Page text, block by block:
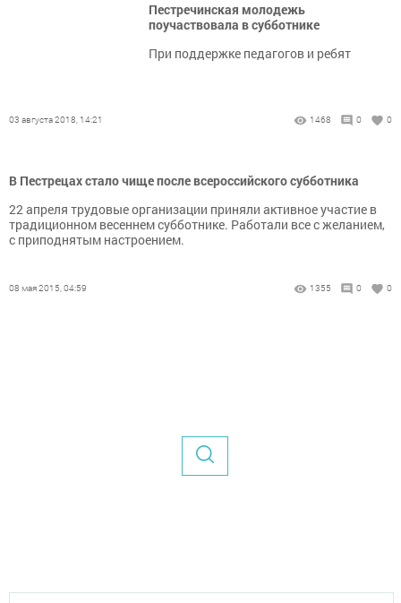
Пестречинская молодежь
поучаствовала в субботнике
При поддержке педагогов и ребят
03 августа 2018, 14:21 1468 0 0
В Пестрецах стало чище после всероссийского субботника
22 апреля трудовые организации приняли активное участие в
традиционном весеннем субботнике. Работали все с желанием,
с приподнятым настроением.
08 мая 2015, 04:59 1355 0 0